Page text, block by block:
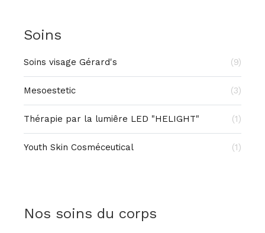
Soins
Soins visage Gérard's (9)
Mesoestetic (3)
Thérapie par la lumiêre LED "HELIGHT" (1)
Youth Skin Cosméceutical (1)
Nos soins du corps